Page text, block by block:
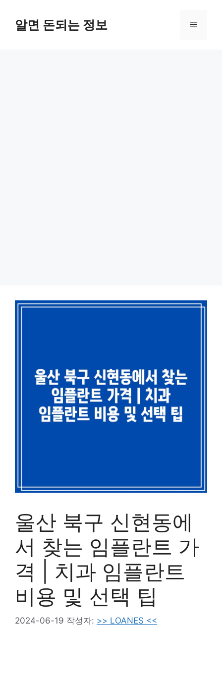
알면 돈되는 정보 메
울산 북구 신현동에
서 찾는 임플란트 가
격 | 치과 임플란트
비용 및 선택 팁
2024-06-19 작성자: >> LOANES <<